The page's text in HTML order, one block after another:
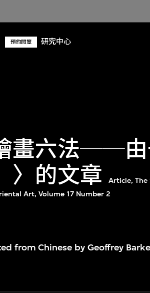
預約閱覽 研究中心
畫六法──
〉的文章
Article, The
Art, Volume 17 Number 2
from Chinese by Geoffrey